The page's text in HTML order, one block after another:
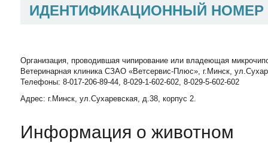
ИДЕНТИФИКАЦИОННЫЙ
Организация, проводившая чипирование или владеющая
Ветеринарная клиника СЗАО «Ветсервис-Плюс», г.Минск,
Телефоны: 8-017-206-89-44, 8-029-1-602-602, 8-029-5-602-602
Адрес: г.Минск, ул.Сухаревская, д.38, корпус 2.
Информация о животном